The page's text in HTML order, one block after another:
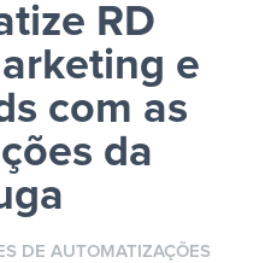
RD
e
com as
da
DE AUTOMATIZAÇÕES